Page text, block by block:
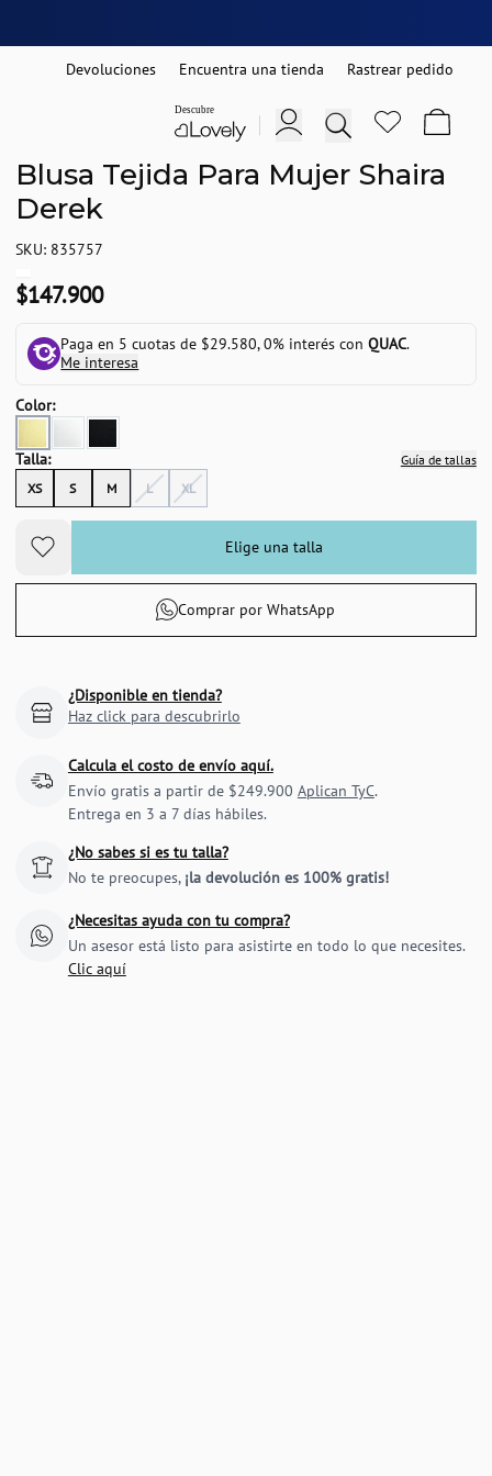
Devoluciones Encuentra una tienda Rastrear pedido
Blusa Tejida Para Mujer Shaira
Derek
SKU: 835757
$147.900
Paga en 5 cuotas de $29.580, 0% interés conQUAC.
Me interesa
Color:
Talla:
Guía de tallas
XS
S M L XL
Elige una talla
Comprar por WhatsApp
¿Disponible en tienda?
Haz click para descubrirlo
Calcula el costo de envío aquí.
Envío gratis a partir de $249.900 Aplican TyC.
Entrega en 3 a 7 días hábiles.
¿No sabes si es tu talla?
No te preocupes, ¡la devolución es 100% gratis!
¿Necesitas ayuda con tu compra?
Un asesor está listo para asistirte en todo lo que necesites.
Clic aquí